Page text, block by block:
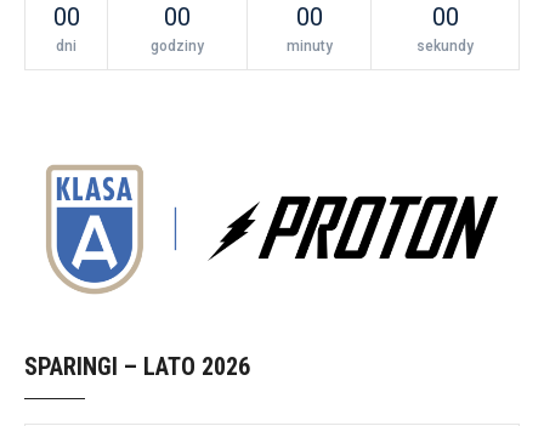
00
dni
00
godziny
00
minuty
00
sekundy
SPARINGI – LATO 2026